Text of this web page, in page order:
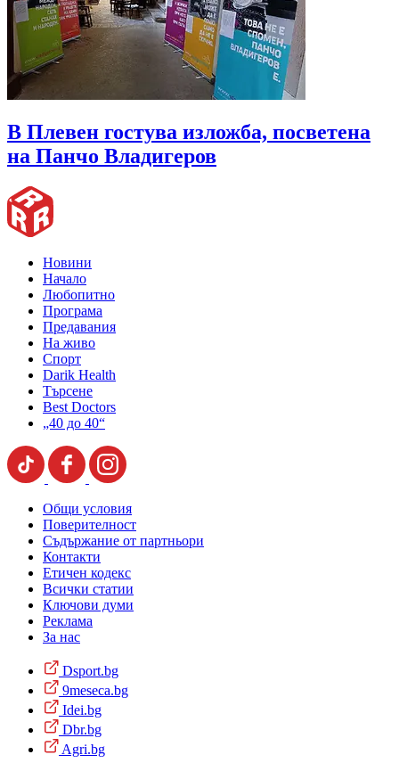
В Плевен гостува изложба, посветена
на Панчо Владигеров
Новини
Начало
Любопитно
Програма
Предавания
На живо
Спорт
Darik Health
Търсене
Best Doctors
„40 до 40“
Общи условия
Поверителност
Съдържание от партньори
Контакти
Етичен кодекс
Всички статии
Ключови думи
Реклама
За нас
Dsport.bg
9meseca.bg
Idei.bg
Dbr.bg
Agri.bg